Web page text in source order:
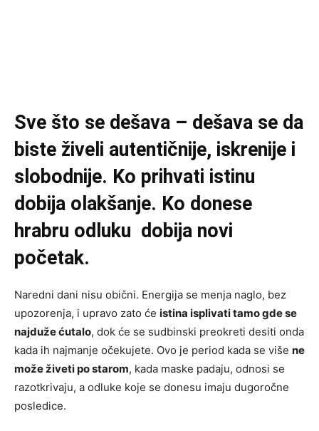
Sve što se dešava – dešava se da
biste živeli autentičnije, iskrenije i
slobodnije. Ko prihvati istinu
dobija olakšanje. Ko donese
hrabru odluku dobija novi
početak.
Naredni dani nisu obični. Energija se menja naglo, bez
upozorenja, i upravo zato će istina isplivati tamo gde se
najduže ćutalo, dok će se sudbinski preokreti desiti onda
kada ih najmanje očekujete. Ovo je period kada se više ne
može živeti po starom, kada maske padaju, odnosi se
razotkrivaju, a odluke koje se donesu imaju dugoročne
posledice.